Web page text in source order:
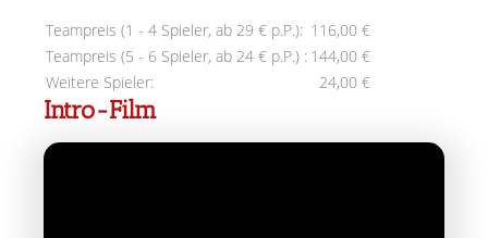
Teampreis (1 - 4 Spieler, ab 29 € p.P.): 116,00 €
Teampreis (5 - 6 Spieler, ab 24 € p.P.) : 144,00 €
Weitere Spieler:
24,00 €
Intro-Film